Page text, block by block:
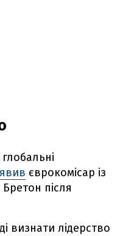
єврокомісар із
після
визнати лідерство